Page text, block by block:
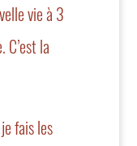
vie à 3
la
fais les